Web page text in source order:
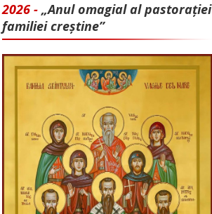
2026 - „Anul omagial al pastorației
familiei creștine”